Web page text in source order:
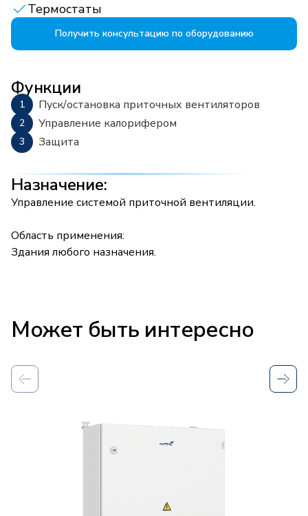
Термостаты
Получить консультацию по оборудованию
Функции
Пуск/остановка приточных вентиляторов
Управление калорифером
Защита
Назначение:
Управление системой приточной вентиляции.
Область применения:
Здания любого назначения.
Может быть интересно
Заполните форму
Оставьте контакты – мы быстро свяжемся и обсудим
задачу